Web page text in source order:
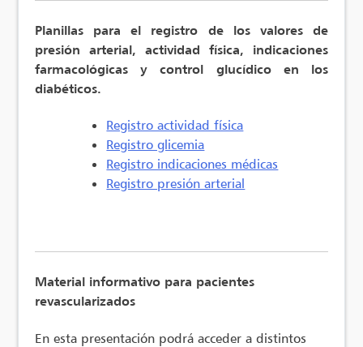
Planillas para el registro de los valores de
presión arterial, actividad física, indicaciones
farmacológicas y control glucídico en los
diabéticos.
Registro actividad física
Registro glicemia
Registro indicaciones médicas
Registro presión arterial
Material informativo para pacientes
revascularizados
En esta presentación podrá acceder a distintos